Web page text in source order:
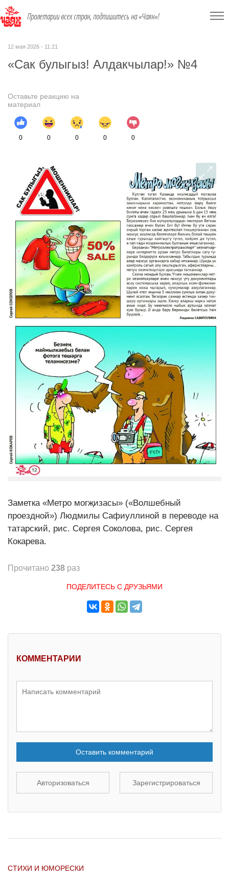
Пролетарии всех стран, подпишитесь на «Чаян»!
12 мая 2026 - 11:21
«Сак булыгыз! Алдакчылар!» №4
Оставьте реакцию на
материал
0 0 0 0 0
Заметка «Метро могҗизасы» («Волшебный
проездной») Людмилы Сафиуллиной в переводе на
татарский, рис. Сергея Соколова, рис. Сергея
Кокарева.
Прочитано 238 раз
ПОДЕЛИТЕСЬ С ДРУЗЬЯМИ
КОММЕНТАРИИ
Оставить комментарий
Авторизоваться Зарегистрироваться
СТИХИ И ЮМОРЕСКИ